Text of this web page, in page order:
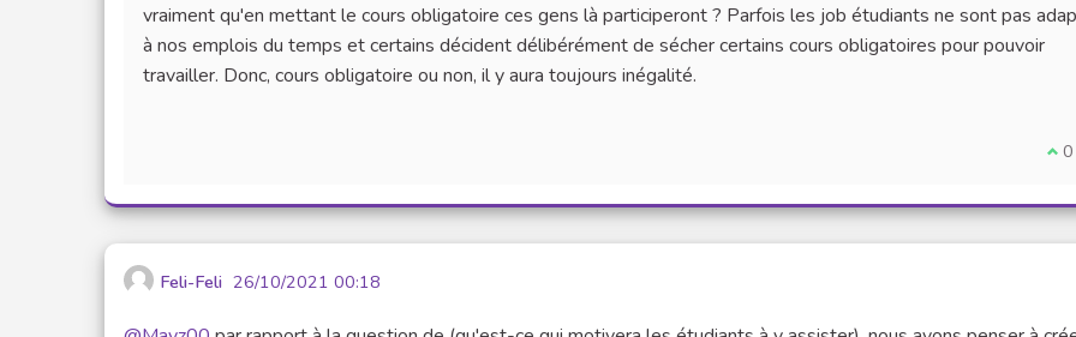
vraiment qu'en mettant le cours obligatoire ces gens là participeront ? Parfois les job étudiants ne sont pas
à nos emplois du temps et certains décident délibérément de sécher certains cours obligatoires pour pouvoir
travailler. Donc, cours obligatoire ou non, il y aura toujours inégalité.
Je0
Feli-Feli 26/10/2021 00:18